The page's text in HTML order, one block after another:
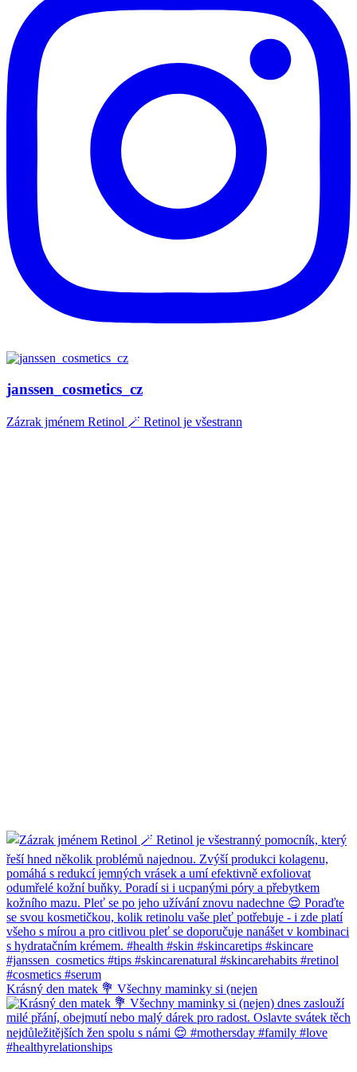
janssen_cosmetics_cz
Zázrak jménem Retinol 🪄 Retinol je všestrann
Krásný den matek 💐 Všechny maminky si (nejen